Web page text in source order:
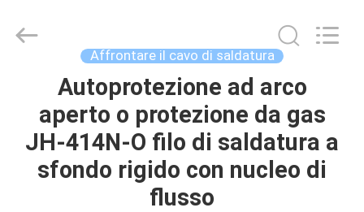
CASA
PRODOTTI
dura
fornitore.
claddingweldingmachine.com.
Developed
Affrontare il cavo di saldatura
Autoprotezione ad arco
aperto o protezione da gas
JH-414N-O filo di saldatura a
sfondo rigido con nucleo di
flusso